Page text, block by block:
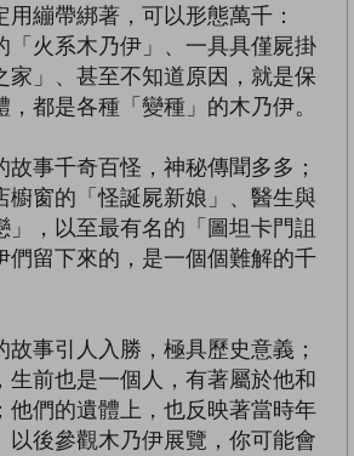
繃帶綁著，可以形態萬千：
系木乃伊」、一具具僅屍掛
家」、甚至不知道原因，就是保
都是各種「變種」的木乃伊。
事千奇百怪，神秘傳聞多多；
的「怪誕屍新娘」、醫生與
」，以至最有名的「圖坦卡門詛
們留下來的，是一個個難解的千
事引人入勝，極具歷史意義；
前也是一個人，有著屬於他和
他們的遺體上，也反映著當時年
以後參觀木乃伊展覽，你可能會